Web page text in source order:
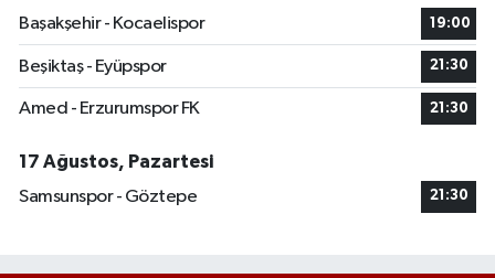
Başakşehir - Kocaelispor
19:00
Beşiktaş - Eyüpspor 21:30
Amed - Erzurumspor FK 21:30
17 Ağustos, Pazartesi
Samsunspor - Göztepe
21:30